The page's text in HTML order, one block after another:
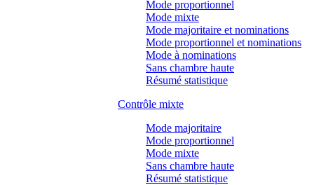
Mode proportionnel
Mode mixte
Mode majoritaire et nominations
Mode proportionnel et nominations
Mode à nominations
Sans chambre haute
Résumé statistique
Contrôle mixte
Mode majoritaire
Mode proportionnel
Mode mixte
Sans chambre haute
Résumé statistique